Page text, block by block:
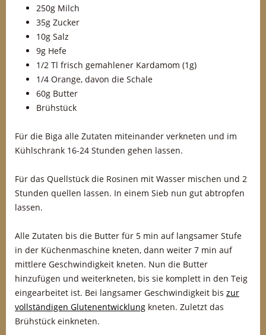
250g Milch
35g Zucker
10g Salz
9g Hefe
1/2 Tl frisch gemahlener Kardamom (1g)
1/4 Orange, davon die Schale
60g Butter
Brühstück
Für die Biga alle Zutaten miteinander verkneten und im
Kühlschrank 16-24 Stunden gehen lassen.
Für das Quellstück die Rosinen mit Wasser mischen und 2
Stunden quellen lassen. In einem Sieb nun gut abtropfen
lassen.
Alle Zutaten bis die Butter für 5 min auf langsamer Stufe
in der Küchenmaschine kneten, dann weiter 7 min auf
mittlere Geschwindigkeit kneten. Nun die Butter
hinzufügen und weiterkneten, bis sie komplett in den Teig
eingearbeitet ist. Bei langsamer Geschwindigkeit bis zur
vollständigen Glutenentwicklung kneten. Zuletzt das
Brühstück einkneten.